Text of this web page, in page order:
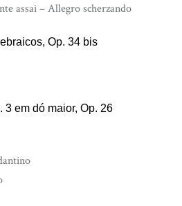
assai – Allegro scherzando
Op. 34 bis
em dó maior, Op. 26